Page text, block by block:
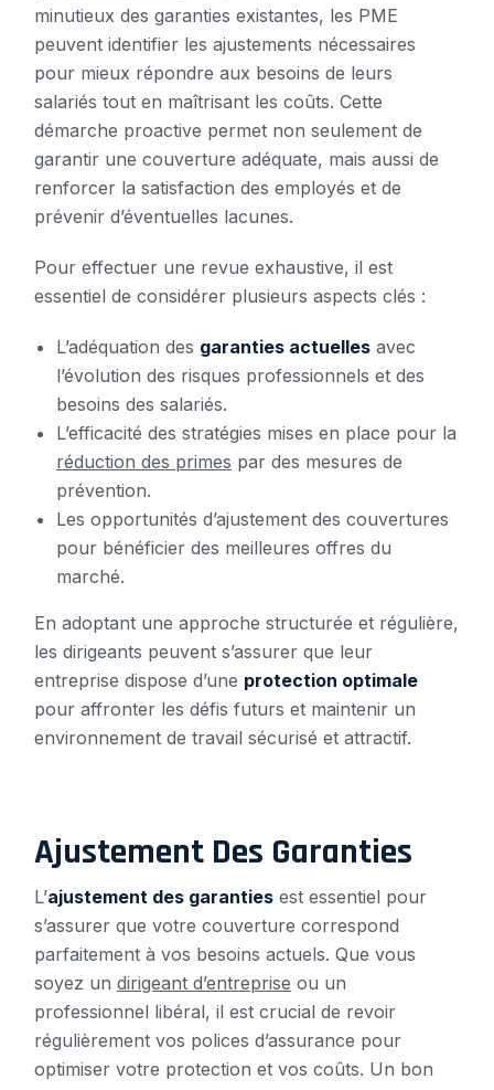
minutieux des garanties existantes, les PME
peuvent identifier les ajustements nécessaires
pour mieux répondre aux besoins de leurs
salariés tout en maîtrisant les coûts. Cette
démarche proactive permet non seulement de
garantir une couverture adéquate, mais aussi de
renforcer la satisfaction des employés et de
prévenir d’éventuelles lacunes.
Pour effectuer une revue exhaustive, il est
essentiel de considérer plusieurs aspects clés :
L’adéquation des garanties actuelles avec
l’évolution des risques professionnels et des
besoins des salariés.
L’efficacité des stratégies mises en place pour la
réduction des primes par des mesures de
prévention.
Les opportunités d’ajustement des couvertures
pour bénéficier des meilleures offres du
marché.
En adoptant une approche structurée et régulière,
les dirigeants peuvent s’assurer que leur
entreprise dispose d’une protection optimale
pour affronter les défis futurs et maintenir un
environnement de travail sécurisé et attractif.
Ajustement Des Garanties
L’ajustement des garanties est essentiel pour
s’assurer que votre couverture correspond
parfaitement à vos besoins actuels. Que vous
soyez un dirigeant d’entreprise ou un
professionnel libéral, il est crucial de revoir
régulièrement vos polices d’assurance pour
optimiser votre protection et vos coûts. Un bon